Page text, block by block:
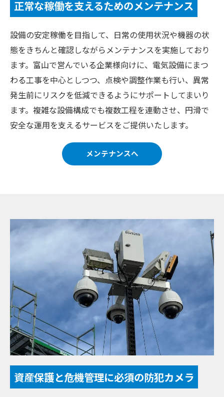
正常な稼働を支えるためのメンテナンス
設備の安定稼働を目指して、日常の使用状況や機器の状
態をきちんと確認しながらメンテナンスを実施しており
ます。富山で営んでいる企業様向けに、電気設備にまつ
わる工事を中心としつつ、点検や調整作業も行い、異常
発生前にリスクを低減できるようにサポートしてまいり
ます。複雑な設備構成でも複数工程を連動させ、円滑で
安全な運用を支えるサービスをご提供いたします。
メンテナンスへ
資産保護と危機管理に必須の防犯カメラ